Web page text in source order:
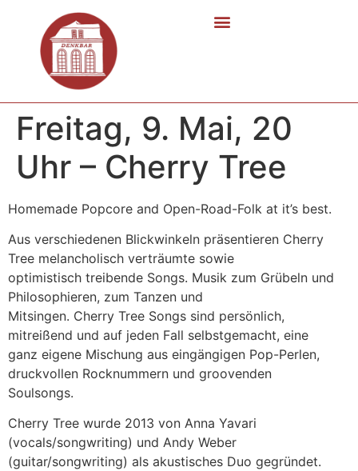
Freitag, 9. Mai, 20
Uhr – Cherry Tree
Homemade Popcore and Open-Road-Folk at it’s best.
Aus verschiedenen Blickwinkeln präsentieren Cherry
Tree melancholisch verträumte sowie
optimistisch treibende Songs. Musik zum Grübeln und
Philosophieren, zum Tanzen und
Mitsingen. Cherry Tree Songs sind persönlich,
mitreißend und auf jeden Fall selbstgemacht, eine
ganz eigene Mischung aus eingängigen Pop-Perlen,
druckvollen Rocknummern und groovenden
Soulsongs.
Cherry Tree wurde 2013 von Anna Yavari
(vocals/songwriting) und Andy Weber
(guitar/songwriting) als akustisches Duo gegründet.